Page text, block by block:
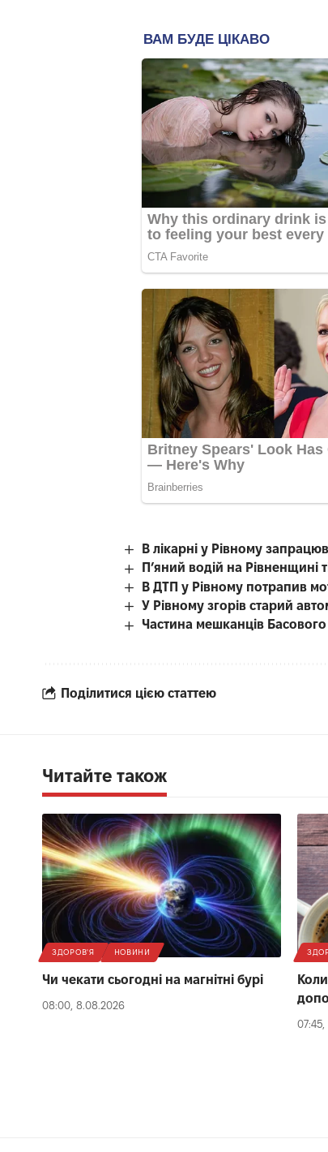
В лікарні у Рівному
П’яний водій на Рівненщині
В ДТП у Рівному потрапив
У Рівному згорів старий
Частина мешканців
Поділитися цією статтею
Читайте також
ЗДОРОВ'Я НОВИНИ
Чи чекати сьогодні на магнітні бурі
08:00, 8.08.2026